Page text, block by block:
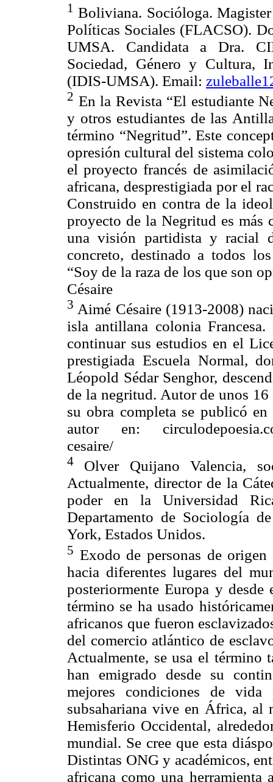
1 Boliviana. Socióloga.
Políticas Sociales (FLACSO).
UMSA. Candidata a Dra.
Sociedad, Género y Cultura,
(IDIS-UMSA). Email:
2 En la Revista “El estudiante
y otros estudiantes de las
término “Negritud”. Este
opresión cultural del sistema
el proyecto francés de
africana, desprestigiada por el
Construido en contra de la
proyecto de la Negritud es más
una visión partidista y racial
concreto, destinado a todos
“Soy de la raza de los que son
Césaire
3 Aimé Césaire (1913-2008)
isla antillana colonia
continuar sus estudios en el
prestigiada Escuela Normal,
Léopold Sédar Senghor,
de la negritud. Autor de unos
su obra completa se publicó
autor en:
cesaire/
4
Olver Quijano Valencia,
Actualmente, director de la
poder en la Universidad
Departamento de Sociología
York, Estados Unidos.
5 Exodo de personas de
hacia diferentes lugares del
posteriormente Europa y desde
término se ha usado
africanos que fueron
del comercio atlántico de
Actualmente, se usa el término
han emigrado desde su
mejores condiciones de
subsahariana vive en África, al
Hemisferio Occidental,
mundial. Se cree que esta
Distintas ONG y académicos,
africana como una